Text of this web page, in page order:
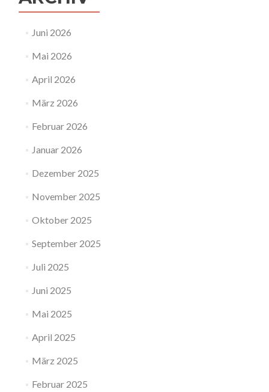
Juni 2026
Mai 2026
April 2026
März 2026
Februar 2026
Januar 2026
Dezember 2025
November 2025
Oktober 2025
September 2025
Juli 2025
Juni 2025
Mai 2025
April 2025
März 2025
Februar 2025